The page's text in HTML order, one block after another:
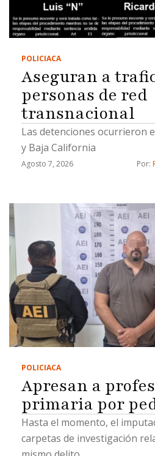
POLICIACA
Aseguran a
personas de red
transnacional
Las detenciones ocurrieron
y Baja California
Agosto 7, 2026 Por:
POLICIACA
Apresan a
primaria por
Hasta el momento, el
carpetas de investigación